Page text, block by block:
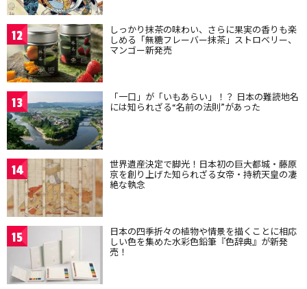
12 しっかり抹茶の味わい、さらに果実の香りも楽
しめる「無糖フレーバー抹茶」ストロベリー、
マンゴー新発売
13 「一口」が「いもあらい」！？ 日本の難読地名
には知られざる“名前の法則”があった
14 世界遺産決定で脚光！日本初の巨大都城・藤原
京を創り上げた知られざる女帝・持統天皇の凄
絶な執念
15 日本の四季折々の植物や情景を描くことに相応
しい色を集めた水彩色鉛筆『色辞典』が新発
売！